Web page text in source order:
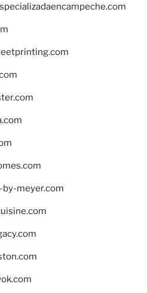
meyer.com